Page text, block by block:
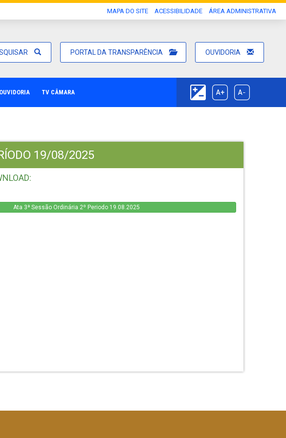
MAPA DO SITE ACESSIBILIDADE ÁREA ADMINISTRATIVA
PORTAL DA TRANSPARÊNCIA OUVIDORIA
OUVIDORIA TV CÂMARA
19/08/2025
Ata 3ª Sessão Ordinária 2º Periodo 19.08.2025